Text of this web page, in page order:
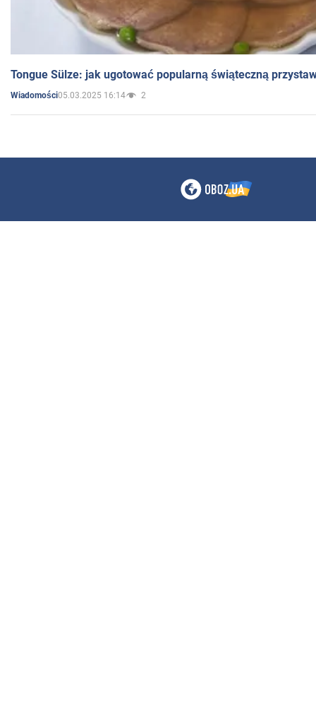
Tongue Sülze: jak ugotować popularną świąteczną
Wiadomości05.03.2025 16:14 2